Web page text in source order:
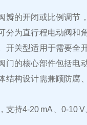
瓣的开闭或比例调节
分为直行程电动阀和
开关型适用于需要全
门的核心部件包括电
结构设计需兼顾防腐
持4‑20 mA、0‑10 V